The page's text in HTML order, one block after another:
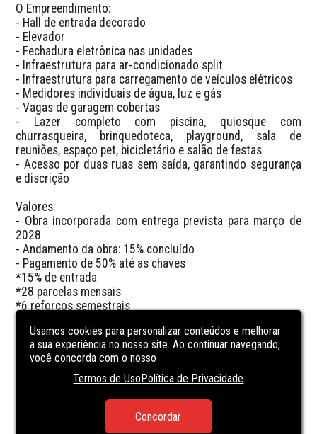
O Empreendimento:
- Hall de entrada decorado
- Elevador
- Fechadura eletrônica nas unidades
- Infraestrutura para ar-condicionado split
- Infraestrutura para carregamento de veículos elétricos
- Medidores individuais de água, luz e gás
- Vagas de garagem cobertas
- Lazer completo com piscina, quiosque com
churrasqueira, brinquedoteca, playground, sala de
reuniões, espaço pet, bicicletário e salão de festas
- Acesso por duas ruas sem saída, garantindo segurança
e discrição
Valores:
- Obra incorporada com entrega prevista para março de
2028
- Andamento da obra: 15% concluído
- Pagamento de 50% até as chaves
*15% de entrada
*28 parcelas mensais
*6 reforços semestrais
*O saldo poderá ser quitado por meio de financiamento
bancário.
CARACTERÍSTICASDA UNIDADE
Usamos cookies para personalizar conteúdos e melhorar
a sua experiência no nosso site. Ao continuar navegando,
você concorda com o nosso
Termos de UsoPolítica de Privacidade
Concordar